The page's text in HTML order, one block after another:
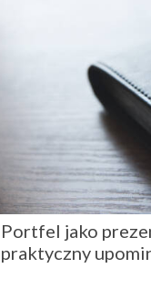
Portfel jako
praktyczny